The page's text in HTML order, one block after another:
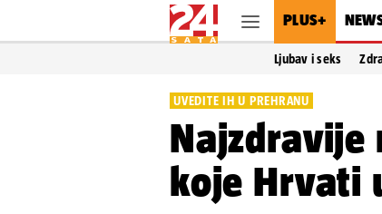
PLUS+
Ljubav i seks
UVEDITE IH U PREHRANU
Najzdravije
koje Hrvati